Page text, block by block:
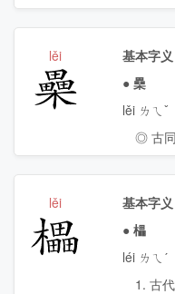
櫐
lěi
基本字义
● 櫐
lěi ㄌㄟˇ
◎ 古
櫑
lěi
基本字义
● 櫑
léi ㄌㄟˊ
1. 古代